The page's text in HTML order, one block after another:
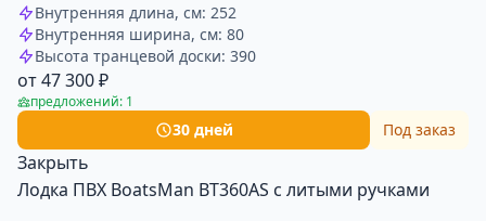
Внутренняя длина, см: 252
Внутренняя ширина, см: 80
Высота транцевой доски: 390
от 47 300 ₽
предложений: 1
30 дней Под заказ
Закрыть
Лодка ПВХ BoatsMan BT360AS с литыми ручками